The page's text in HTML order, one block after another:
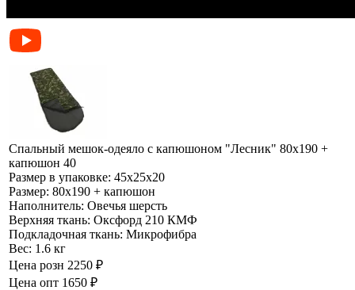
Спальный мешок-одеяло с капюшоном "Лесник" 80х190 +
капюшон 40
Размер в упаковке: 45х25х20
Размер: 80х190 + капюшон
Наполнитель: Овечья шерсть
Верхняя ткань: Оксфорд 210 КМФ
Подкладочная ткань: Микрофибра
Вес: 1.6 кг
Цена розн 2250 ₽
Цена опт 1650 ₽